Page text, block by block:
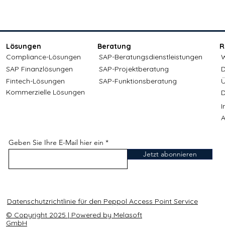
Lösungen
Compliance-Lösungen
SAP Finanzlösungen
Fintech-Lösungen
Beratung
SAP-Beratungsdienstleistungen
SAP-Projektberatung
SAP-Funktionsberatung
Kommerzielle Lösungen
Geben Sie Ihre E-Mail hier ein
Jetzt abonnieren
Datenschutzrichtlinie für den Peppol Access Point Service
© Copyright 2025 | Powered by Melasoft
GmbH